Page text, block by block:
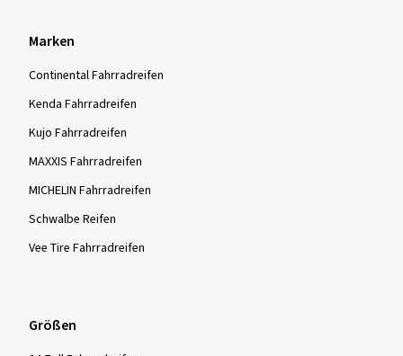
Marken
Continental Fahrradreifen
Kenda Fahrradreifen
Kujo Fahrradreifen
MAXXIS Fahrradreifen
MICHELIN Fahrradreifen
Schwalbe Reifen
Vee Tire Fahrradreifen
Größen